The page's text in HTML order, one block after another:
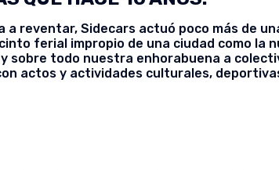
a reventar, Sidecars actuó poco más de
ferial impropio de una ciudad como la
sobre todo nuestra enhorabuena a
actos y actividades culturales,